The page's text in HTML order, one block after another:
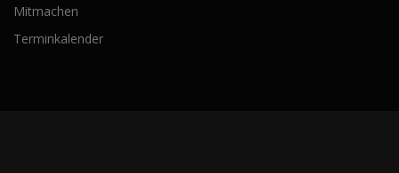
Mitmachen
Terminkalender